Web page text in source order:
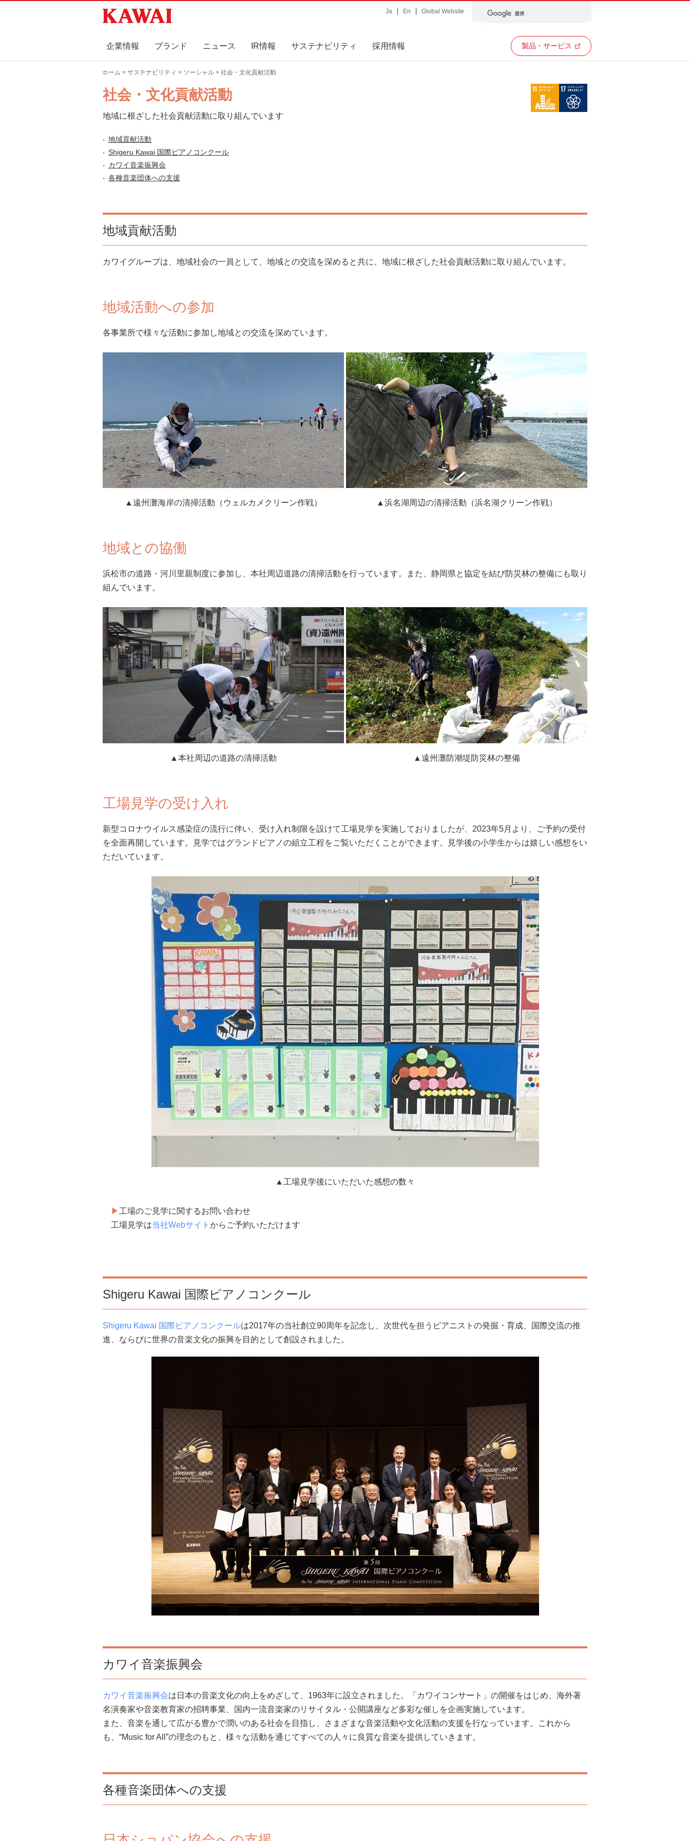
Ja En Global Website
企業情報 ブランド ニュース IR情報 サステナビリティ 採用情報 製品・サービス
ホーム > サステナビリティ > ソーシャル > 社会・文化貢献活動
社会・文化貢献活動
地域に根ざした社会貢献活動に取り組んでいます
地域貢献活動
Shigeru Kawai 国際ピアノコンクール
カワイ音楽振興会
各種音楽団体への支援
地域貢献活動
カワイグループは、地域社会の一員として、地域との交流を深めると共に、地域に根ざした社会貢献活動に取り組んでいます。
地域活動への参加
各事業所で様々な活動に参加し地域との交流を深めています。
▲遠州灘海岸の清掃活動（ウェルカメクリーン作戦） ▲浜名湖周辺の清掃活動（浜名湖クリーン作戦）
地域との協働
浜松市の道路・河川里親制度に参加し、本社周辺道路の清掃活動を行っています。また、静岡県と協定を結び防災林の整備にも取り
組んでいます。
▲本社周辺の道路の清掃活動 ▲遠州灘防潮堤防災林の整備
工場見学の受け入れ
新型コロナウイルス感染症の流行に伴い、受け入れ制限を設けて工場見学を実施しておりましたが、2023年5月より、ご予約の受付
を全面再開しています。見学ではグランドピアノの組立工程をご覧いただくことができます。見学後の小学生からは嬉しい感想をい
ただいています。
▲工場見学後にいただいた感想の数々
▶︎ 工場のご見学に関するお問い合わせ
工場見学は当社Webサイト からご予約いただけます
Shigeru Kawai 国際ピアノコンクール
Shigeru Kawai 国際ピアノコンクールは2017年の当社創立90周年を記念し、次世代を担うピアニストの発掘・育成、国際交流の推
進、ならびに世界の音楽文化の振興を目的として創設されました。
カワイ音楽振興会
カワイ音楽振興会は日本の音楽文化の向上をめざして、1963年に設立されました。「カワイコンサート」の開催をはじめ、海外著
名演奏家や音楽教育家の招聘事業、国内一流音楽家のリサイタル・公開講座など多彩な催しを企画実施しています。
また、音楽を通して広がる豊かで潤いのある社会を目指し、さまざまな音楽活動や文化活動の支援を行なっています。これから
も、“Music for All”の理念のもと、様々な活動を通じてすべての人々に良質な音楽を提供していきます。
各種音楽団体への支援